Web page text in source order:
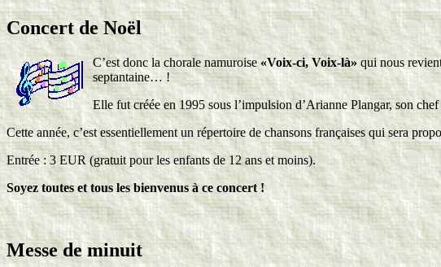
Concert de Noël
C’est donc la chorale namuroise «Voix-ci, Voix-là» qui nous
septantaine… !
Elle fut créée en 1995 sous l’impulsion d’Arianne Plangar, son
Cette année, c’est essentiellement un répertoire de chansons françaises qui sera
Entrée : 3 EUR (gratuit pour les enfants de 12 ans et moins).
Soyez toutes et tous les bienvenus à ce concert !
Messe de minuit